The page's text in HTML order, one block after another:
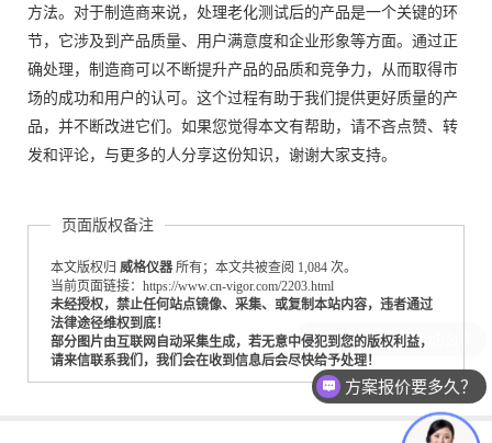
方法。对于制造商来说，处理老化测试后的产品是一个关键的环
节，它涉及到产品质量、用户满意度和企业形象等方面。通过正
确处理，制造商可以不断提升产品的品质和竞争力，从而取得市
场的成功和用户的认可。这个过程有助于我们提供更好质量的产
品，并不断改进它们。如果您觉得本文有帮助，请不吝点赞、转
发和评论，与更多的人分享这份知识，谢谢大家支持。
页面版权备注
本文版权归 威格仪器 所有；本文共被查阅 1,084 次。
当前页面链接：https://www.cn-vigor.com/2203.html
未经授权，禁止任何站点镜像、采集、或复制本站内容，违者通过
法律途径维权到底！
部分图片由互联网自动采集生成，若无意中侵犯到您的版权利益，
请来信联系我们，我们会在收到信息后会尽快给予处理！
方案报价要多久？